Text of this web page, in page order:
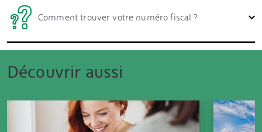
Comment trouver votre numéro fiscal ?
Découvrir aussi